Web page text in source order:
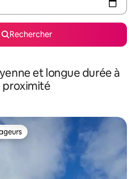
Rechercher
et longue durée à
proximité
les plus appréciés